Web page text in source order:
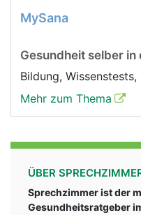
MySana
Gesundheit selber in
Bildung,
Mehr zum Thema
ÜBER
Sprechzimmer ist der
Gesundheitsratgeber